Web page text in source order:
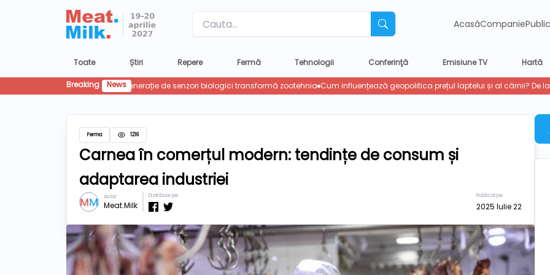
Label AcasăCompanie
Toate Știri Repere Fermă Tehnologii Conferinţă Emisiune TV Hartă
Breaking News
Ferma 1216
Carnea în comerțul modern: tendințe de consum și
adaptarea industriei
Autor
Meat.Milk
Distribuie pe Publicat pe
2025 Iulie 22